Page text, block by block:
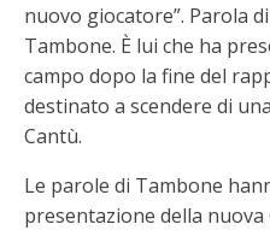
nuovo giocatore”. Parola
Tambone. È lui che ha
campo dopo la fine del
destinato a scendere di
Cantù.
Le parole di Tambone
presentazione della